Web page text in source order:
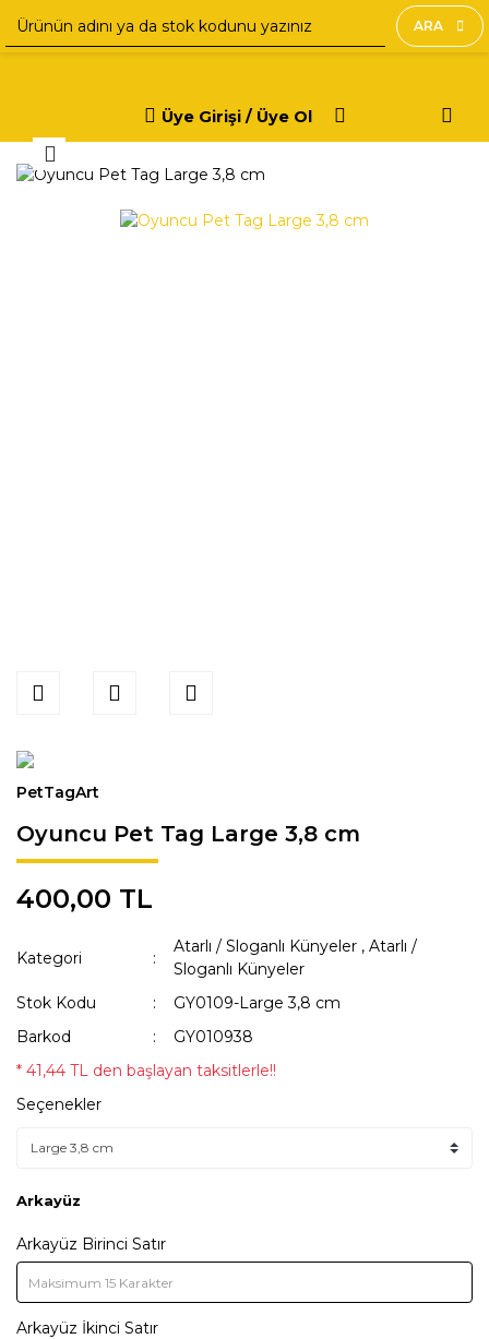
ARA
Üye Girişi / Üye Ol
PetTagArt
Oyuncu Pet Tag Large 3,8 cm
400,00 TL
Kategori
Atarlı / Sloganlı Künyeler ,Atarlı /
Sloganlı Künyeler
Stok Kodu
GY0109-Large 3,8 cm
Barkod
GY010938
* 41,44 TL den başlayan taksitlerle!!
Seçenekler
Arkayüz
Arkayüz Birinci Satır
Arkayüz İkinci Satır